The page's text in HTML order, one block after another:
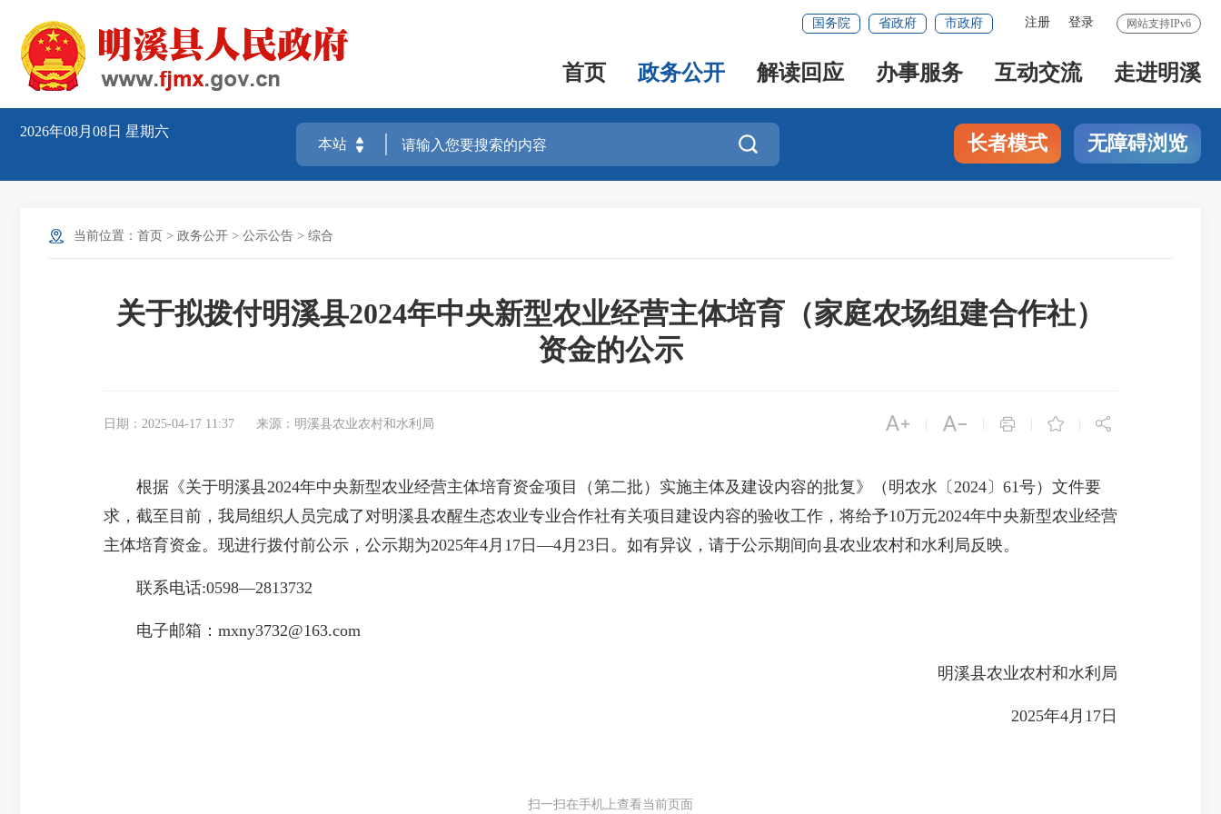
网站支持IPv6
注册 登录
国务院 省政府 市政府
首页 政务公开 解读回应 办事服务 互动交流 走进明溪
2026年08月08日 星期六
 长者模式 无障碍浏览
当前位置： 首页 > 政务公开 > 公示公告 > 综合
关于拟拨付明溪县2024年中央新型农业经营主体培育（家庭农场组建合作社）
资金的公示
日期：2025-04-17 11:37 来源：明溪县农业农村和水利局     
根据《关于明溪县2024年中央新型农业经营主体培育资金项目（第二批）实施主体及建设内容的批复》（明农水〔2024〕61号）文件要
求，截至目前，我局组织人员完成了对明溪县农醒生态农业专业合作社有关项目建设内容的验收工作，将给予10万元2024年中央新型农业经营
主体培育资金。现进行拨付前公示，公示期为2025年4月17日—4月23日。如有异议，请于公示期间向县农业农村和水利局反映。
联系电话:0598—2813732
电子邮箱：mxny3732@163.com
明溪县农业农村和水利局
2025年4月17日
扫一扫在手机上查看当前页面